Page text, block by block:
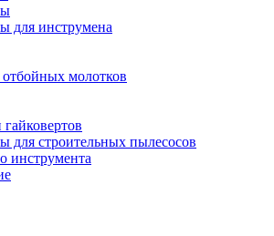
для инструмена
молотков
для строительных пылесосов
инструмента